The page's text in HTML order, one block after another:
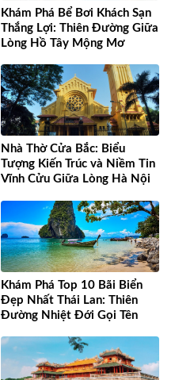
Khám Phá Bể Bơi Khách Sạn
Thắng Lợi: Thiên Đường Giữa
Lòng Hồ Tây Mộng Mơ
Nhà Thờ Cửa Bắc: Biểu
Tượng Kiến Trúc và Niềm Tin
Vĩnh Cửu Giữa Lòng Hà Nội
Khám Phá Top 10 Bãi Biển
Đẹp Nhất Thái Lan: Thiên
Đường Nhiệt Đới Gọi Tên